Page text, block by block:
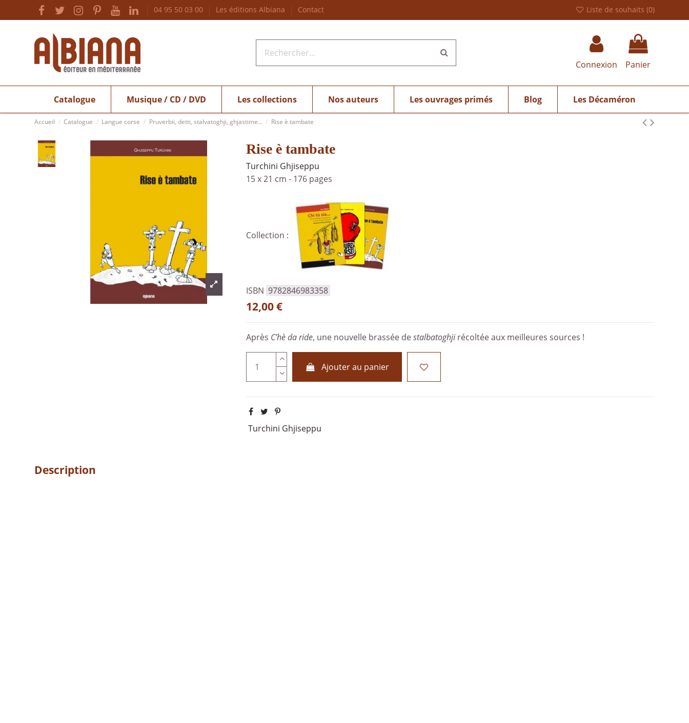
04 95 50 03 00 Les éditions Albiana Contact Liste de souhaits (0)
Connexion Panier
Catalogue Musique / CD / DVD Les collections Nos auteurs Les ouvrages primés Blog Les Décaméron
Accueil Catalogue Langue corse Pruverbii, detti, stalvatoghji, ghjastime... Rise è tambate
Rise è tambate
Turchini Ghjiseppu
15 x 21 cm - 176 pages
Collection :
ISBN 9782846983358
12,00 €
Après C’hè da ride, une nouvelle brassée destalbatoghjirécoltée aux meilleures sources !
Ajouter au panier
Turchini Ghjiseppu
Description